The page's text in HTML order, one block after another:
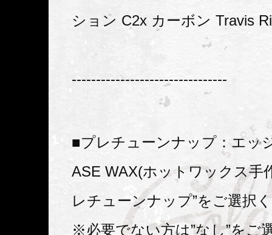
ション C2x カーボン Travis
--------------------------------
■プレチューンナップ：エッ
ASE WAX(ホットワックス手
レチューンナップ”をご選択
※必要でない方は”なし”をご